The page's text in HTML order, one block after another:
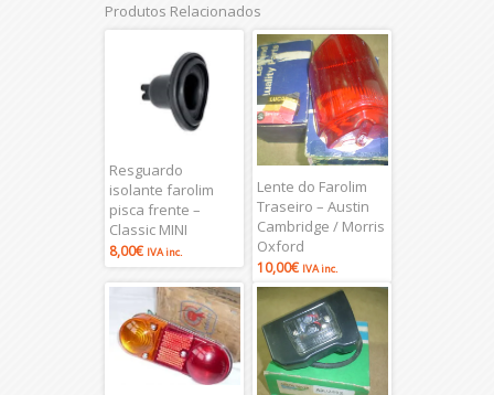
Produtos Relacionados
Resguardo
isolante farolim
pisca frente –
Classic MINI
8,00€ IVA inc.
Lente do Farolim
Traseiro – Austin
Cambridge / Morris
Oxford
10,00€ IVA inc.